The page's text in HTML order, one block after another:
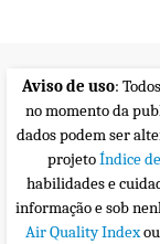
Aviso de uso:
no momento da
dados podem ser
projetoÍndice
habilidades e
informação e sob
Air Quality Index